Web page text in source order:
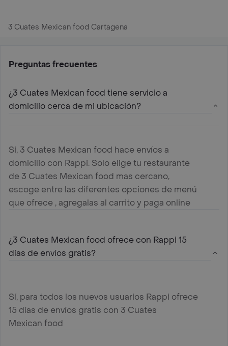
3 Cuates Mexican food Cartagena
Preguntas frecuentes
¿3 Cuates Mexican food tiene servicio a
domicilio cerca de mi ubicación?
Si, 3 Cuates Mexican food hace envíos a
domicilio con Rappi. Solo elige tu restaurante
de 3 Cuates Mexican food mas cercano,
escoge entre las diferentes opciones de menú
que ofrece , agregalas al carrito y paga online
¿3 Cuates Mexican food ofrece con Rappi 15
días de envíos gratis?
Sí, para todos los nuevos usuarios Rappi ofrece
15 días de envíos gratis con 3 Cuates
Mexican food